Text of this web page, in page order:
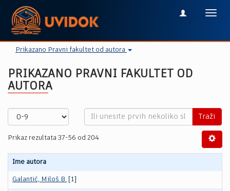
Prikazano Pravni fakultet od autora
PRIKAZANO PRAVNI FAKULTET OD
AUTORA
Traži
Prikaz rezultata 37-56 od 204
Ime autora
Galantić, Miloš B. [1]